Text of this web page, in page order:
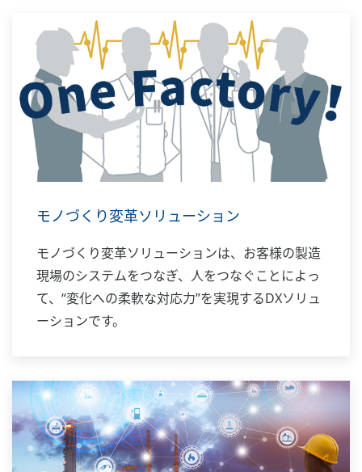
モノづくり変革ソリューション
モノづくり変革ソリューションは、お客様の製造
現場のシステムをつなぎ、人をつなぐことによっ
て、“変化への柔軟な対応力”を実現するDXソリュ
ーションです。